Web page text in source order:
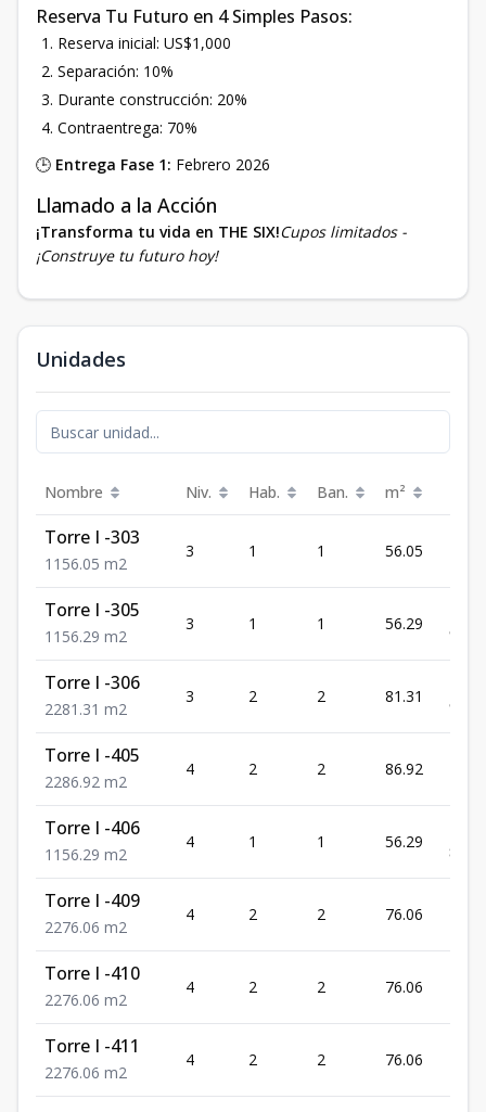
Reserva Tu Futuro en 4 Simples Pasos:
Reserva inicial: US$1,000
Separación: 10%
Durante construcción: 20%
Contraentrega: 70%
🕒 Entrega Fase 1: Febrero 2026
Llamado a la Acción
¡Transforma tu vida en THE SIX!Cupos limitados -
¡Construye tu futuro hoy!
Unidades
Nombre Niv. Hab. Ban. m²
Torre I -303
1 1 56.05 m2
3 1 1 56.05
Torre I -305
1 1 56.29 m2
3 1 1 56.29
Torre I -306
2281.31 m2
3 2 2 81.31
Torre I -405
2286.92 m2
4 2 2 86.92
Torre I -406
1 1 56.29 m2
4 1 1 56.29
Torre I -409
2276.06 m2
4 2 2 76.06
Torre I -410
2276.06 m2
4 2 2 76.06
Torre I -411
2276.06 m2
4 2 2 76.06